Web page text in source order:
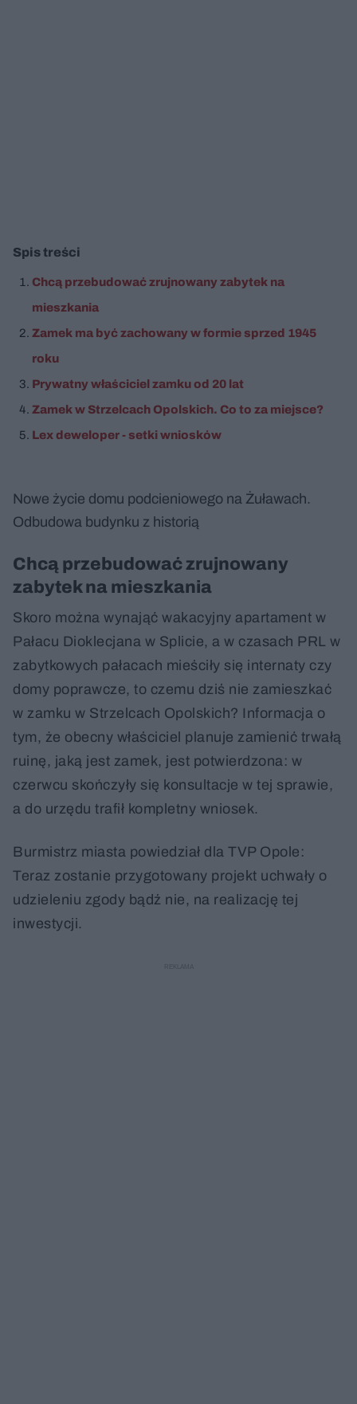
Spis treści
Chcą przebudować zrujnowany zabytek na
mieszkania
Zamek ma być zachowany w formie sprzed 1945
roku
Prywatny właściciel zamku od 20 lat
Zamek w Strzelcach Opolskich. Co to za miejsce?
Lex deweloper - setki wniosków
Nowe życie domu podcieniowego na Żuławach.
Odbudowa budynku z historią
Chcą przebudować zrujnowany
zabytek na mieszkania
Skoro można wynająć wakacyjny apartament w
Pałacu Dioklecjana w Splicie, a w czasach PRL w
zabytkowych pałacach mieściły się internaty czy
domy poprawcze, to czemu dziś nie zamieszkać
w zamku w Strzelcach Opolskich? Informacja o
tym, że obecny właściciel planuje zamienić trwałą
ruinę, jaką jest zamek, jest potwierdzona: w
czerwcu skończyły się konsultacje w tej sprawie,
a do urzędu trafił kompletny wniosek.
Burmistrz miasta powiedział dla TVP Opole:
Teraz zostanie przygotowany projekt uchwały o
udzieleniu zgody bądź nie, na realizację tej
inwestycji.